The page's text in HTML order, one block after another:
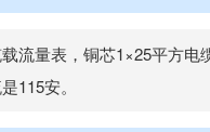
流量表，铜芯1×25平方电
115安。